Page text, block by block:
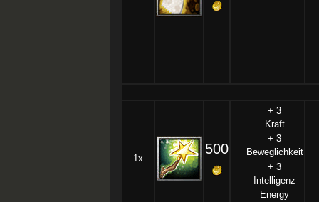
1x
500
+ 3
Kraft
+ 3
Beweglichkeit
+ 3
Intelligenz
Energy